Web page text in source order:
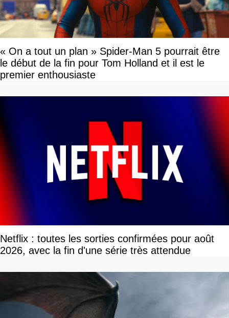
« On a tout un plan » Spider-Man 5 pourrait être
le début de la fin pour Tom Holland et il est le
premier enthousiaste
Netflix : toutes les sorties confirmées pour août
2026, avec la fin d'une série très attendue